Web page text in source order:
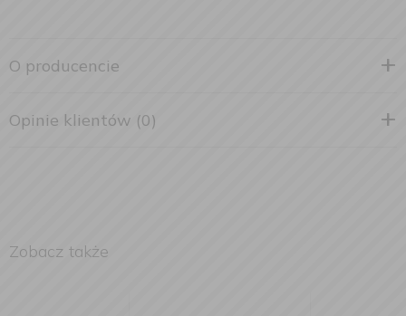
O producencie
Opinie klientów (0)
Zobacz także